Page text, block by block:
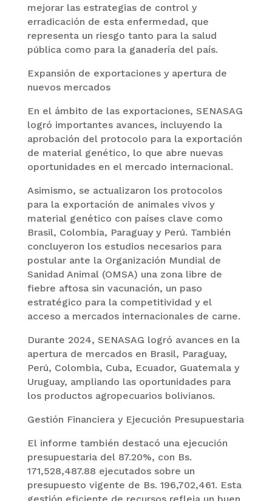
mejorar las estrategias de control y
erradicación de esta enfermedad, que
representa un riesgo tanto para la salud
pública como para la ganadería del país.
Expansión de exportaciones y apertura de
nuevos mercados
En el ámbito de las exportaciones, SENASAG
logró importantes avances, incluyendo la
aprobación del protocolo para la exportación
de material genético, lo que abre nuevas
oportunidades en el mercado internacional.
Asimismo, se actualizaron los protocolos
para la exportación de animales vivos y
material genético con países clave como
Brasil, Colombia, Paraguay y Perú. También
concluyeron los estudios necesarios para
postular ante la Organización Mundial de
Sanidad Animal (OMSA) una zona libre de
fiebre aftosa sin vacunación, un paso
estratégico para la competitividad y el
acceso a mercados internacionales de carne.
Durante 2024, SENASAG logró avances en la
apertura de mercados en Brasil, Paraguay,
Perú, Colombia, Cuba, Ecuador, Guatemala y
Uruguay, ampliando las oportunidades para
los productos agropecuarios bolivianos.
Gestión Financiera y Ejecución Presupuestaria
El informe también destacó una ejecución
presupuestaria del 87.20%, con Bs.
171,528,487.88 ejecutados sobre un
presupuesto vigente de Bs. 196,702,461. Esta